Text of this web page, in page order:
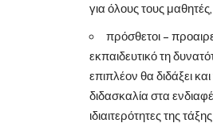
για όλους τους μαθητές,
πρόσθετοι –
εκπαιδευτικό τη
επιπλέον θα διδάξει
διδασκαλία στα
ιδιαιτερότητες της